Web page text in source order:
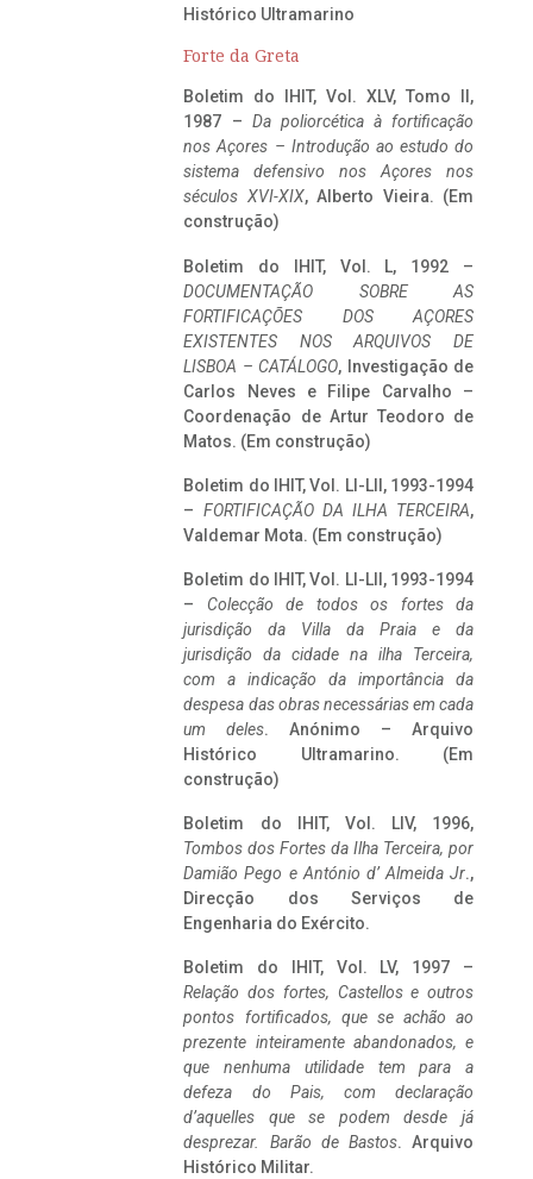
Histórico Ultramarino
Forte da Greta
Boletim do IHIT, Vol. XLV, Tomo II,
1987 – Da poliorcética à fortificação
nos Açores – Introdução ao estudo do
sistema defensivo nos Açores nos
séculos XVI-XIX, Alberto Vieira. (Em
construção)
Boletim do IHIT, Vol. L, 1992 –
DOCUMENTAÇÃO SOBRE AS
FORTIFICAÇÕES DOS AÇORES
EXISTENTES NOS ARQUIVOS DE
LISBOA – CATÁLOGO, Investigação de
Carlos Neves e Filipe Carvalho –
Coordenação de Artur Teodoro de
Matos. (Em construção)
Boletim do IHIT, Vol. LI-LII, 1993-1994
– FORTIFICAÇÃO DA ILHA TERCEIRA,
Valdemar Mota. (Em construção)
Boletim do IHIT, Vol. LI-LII, 1993-1994
– Colecção de todos os fortes da
jurisdição da Villa da Praia e da
jurisdição da cidade na ilha Terceira,
com a indicação da importância da
despesa das obras necessárias em cada
um deles. Anónimo – Arquivo
Histórico Ultramarino. (Em
construção)
Boletim do IHIT, Vol. LIV, 1996,
Tombos dos Fortes da Ilha Terceira, por
Damião Pego e António d’ Almeida Jr.,
Direcção dos Serviços de
Engenharia do Exército.
Boletim do IHIT, Vol. LV, 1997 –
Relação dos fortes, Castellos e outros
pontos fortificados, que se achão ao
prezente inteiramente abandonados, e
que nenhuma utilidade tem para a
defeza do Pais, com declaração
d’aquelles que se podem desde já
desprezar. Barão de Bastos. Arquivo
Histórico Militar.